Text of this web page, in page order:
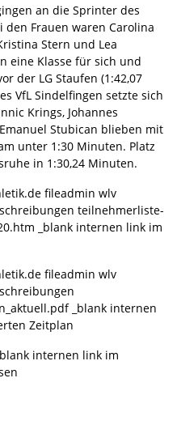
an die Sprinter des
den Frauen waren Carolina
Stern und Lea
eine Klasse für sich und
der LG Staufen (1:42,07
VfL Sindelfingen setzte sich
Krings, Johannes
Stubican blieben mit
unter 1:30 Minuten. Platz
in 1:30,24 Minuten.
fileadmin wlv
teilnehmerliste-
_blank internen link im
fileadmin wlv
_blank internen
Zeitplan
internen link im